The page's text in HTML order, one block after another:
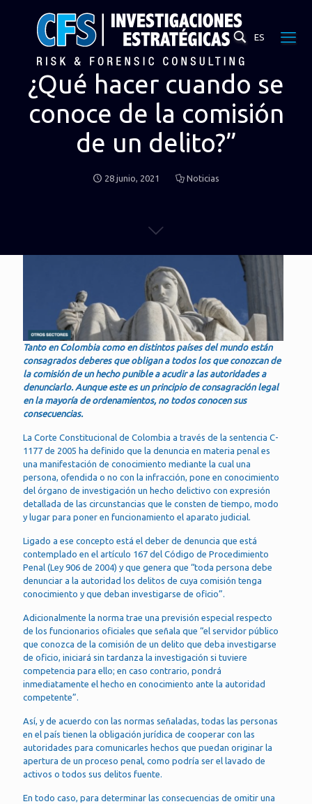
ES
¿Qué hacer cuando se
conoce de la comisión
de un delito?”
28 junio, 2021 Noticias
Tanto en Colombia como en distintos países del mundo están
consagrados deberes que obligan a todos los que conozcan de
la comisión de un hecho punible a acudir a las autoridades a
denunciarlo. Aunque este es un principio de consagración legal
en la mayoría de ordenamientos, no todos conocen sus
consecuencias.
La Corte Constitucional de Colombia a través de la sentencia C-
1177 de 2005 ha definido que la denuncia en materia penal es
una manifestación de conocimiento mediante la cual una
persona, ofendida o no con la infracción, pone en conocimiento
del órgano de investigación un hecho delictivo con expresión
detallada de las circunstancias que le consten de tiempo, modo
y lugar para poner en funcionamiento el aparato judicial.
Ligado a ese concepto está el deber de denuncia que está
contemplado en el artículo 167 del Código de Procedimiento
Penal (Ley 906 de 2004) y que genera que “toda persona debe
denunciar a la autoridad los delitos de cuya comisión tenga
conocimiento y que deban investigarse de oficio”.
Adicionalmente la norma trae una previsión especial respecto
de los funcionarios oficiales que señala que “el servidor público
que conozca de la comisión de un delito que deba investigarse
de oficio, iniciará sin tardanza la investigación si tuviere
competencia para ello; en caso contrario, pondrá
inmediatamente el hecho en conocimiento ante la autoridad
competente”.
Así, y de acuerdo con las normas señaladas, todas las personas
en el país tienen la obligación jurídica de cooperar con las
autoridades para comunicarles hechos que puedan originar la
apertura de un proceso penal, como podría ser el lavado de
activos o todos sus delitos fuente.
En todo caso, para determinar las consecuencias de omitir una